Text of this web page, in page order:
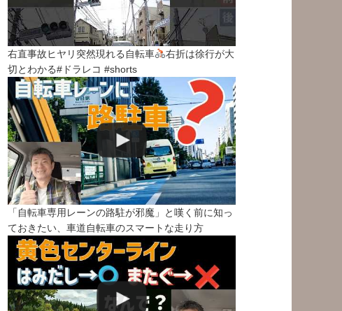
右直事故ヒヤリ突然現れる自転車
右折は徐行が大
切とわかる#ドラレコ #shorts
「自転車専用レーンの路駐が邪魔」と嘆く前に知っ
ておきたい、車道自転車のスマートな走り方